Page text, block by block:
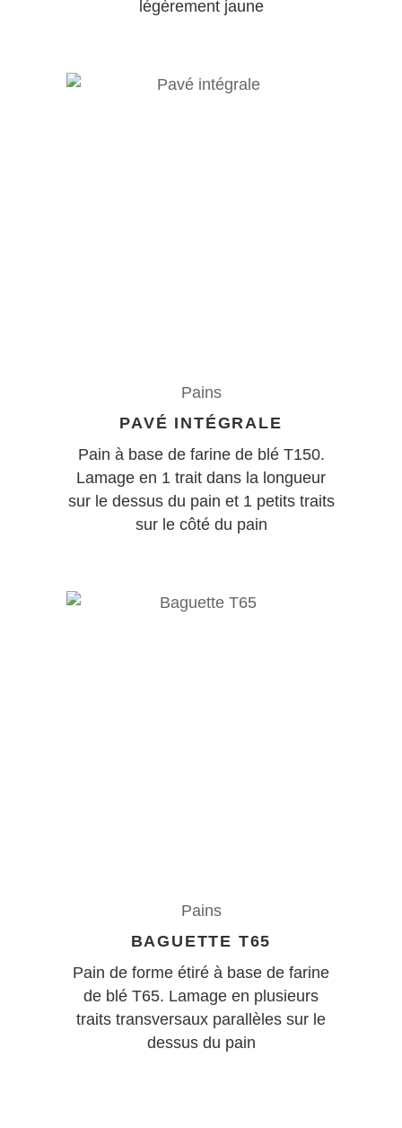
légèrement jaune
Pains
PAVÉ INTÉGRALE
Pain à base de farine de blé T150.
Lamage en 1 trait dans la longueur
sur le dessus du pain et 1 petits traits
sur le côté du pain
Pains
BAGUETTE T65
Pain de forme étiré à base de farine
de blé T65. Lamage en plusieurs
traits transversaux parallèles sur le
dessus du pain